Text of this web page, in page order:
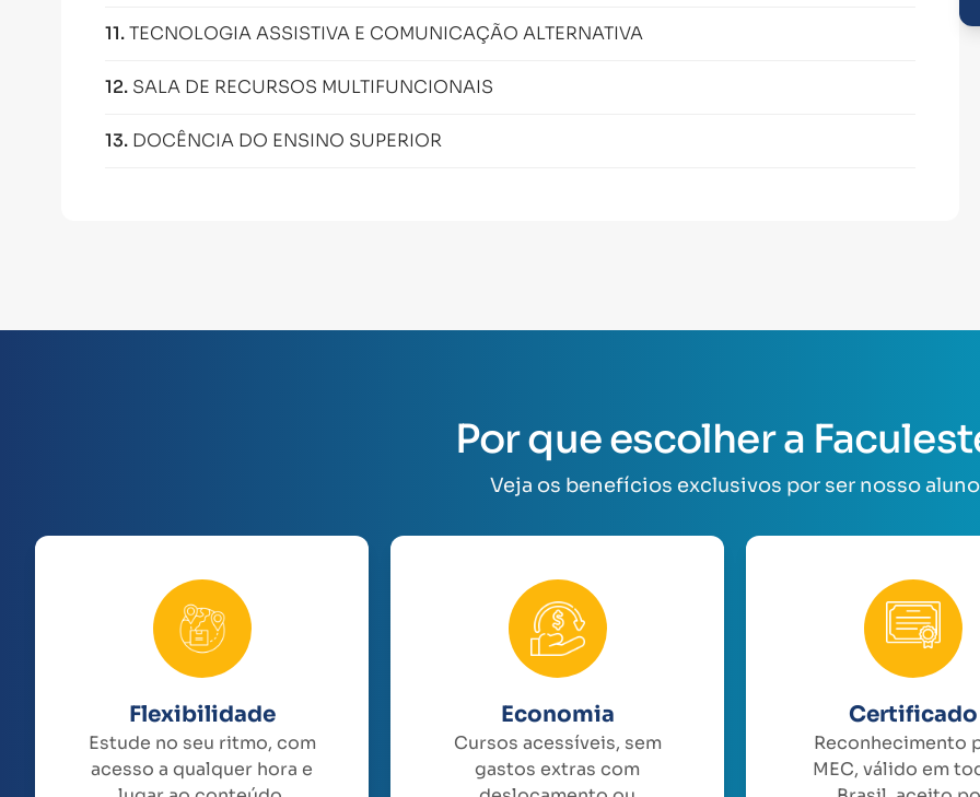
11.TECNOLOGIA ASSISTIVA E COMUNICAÇÃO ALTERNATIVA
12. SALA DE RECURSOS MULTIFUNCIONAIS
13. DOCÊNCIA DO ENSINO SUPERIOR
Por que escolher a
Veja os benefícios exclusivos por ser nosso aluno
Flexibilidade
Estude no seu ritmo, com
acesso a qualquer hora e
Economia
Cursos acessíveis, sem
gastos extras com
Certificado
Reconhecimento
MEC, válido em